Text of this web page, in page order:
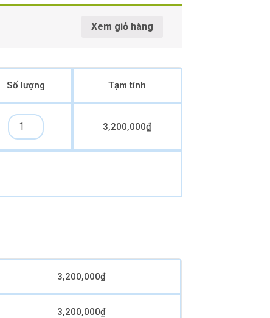
Xem giỏ hàng
Số lượng Tạm tính
3,200,000₫
3,200,000₫
3,200,000₫